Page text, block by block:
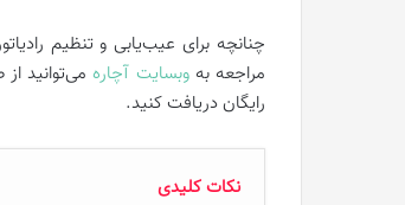
چنانچه برای عیب‌یابی و تنظیم
مراجعه بهوبسایت آچاره می‌توانید
رایگان دریافت کنید.
نکات کلیدی